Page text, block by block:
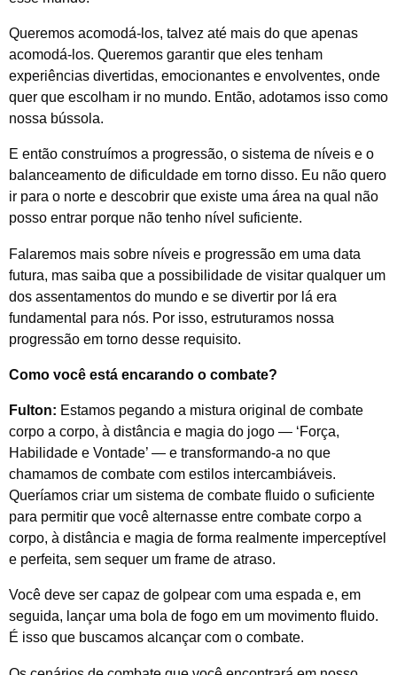
Queremos acomodá-los, talvez até mais do que apenas
acomodá-los. Queremos garantir que eles tenham
experiências divertidas, emocionantes e envolventes, onde
quer que escolham ir no mundo. Então, adotamos isso como
nossa bússola.
E então construímos a progressão, o sistema de níveis e o
balanceamento de dificuldade em torno disso. Eu não quero
ir para o norte e descobrir que existe uma área na qual não
posso entrar porque não tenho nível suficiente.
Falaremos mais sobre níveis e progressão em uma data
futura, mas saiba que a possibilidade de visitar qualquer um
dos assentamentos do mundo e se divertir por lá era
fundamental para nós. Por isso, estruturamos nossa
progressão em torno desse requisito.
Como você está encarando o combate?
Fulton: Estamos pegando a mistura original de combate
corpo a corpo, à distância e magia do jogo — ‘Força,
Habilidade e Vontade’ — e transformando-a no que
chamamos de combate com estilos intercambiáveis.
Queríamos criar um sistema de combate fluido o suficiente
para permitir que você alternasse entre combate corpo a
corpo, à distância e magia de forma realmente imperceptível
e perfeita, sem sequer um frame de atraso.
Você deve ser capaz de golpear com uma espada e, em
seguida, lançar uma bola de fogo em um movimento fluido.
É isso que buscamos alcançar com o combate.